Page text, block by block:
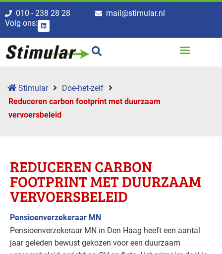
010 - 238 28 28
mail@stimular.nl
Volg ons:
Stimular
Doe-het-zelf
Reduceren carbon footprint met duurzaam
vervoersbeleid
REDUCEREN CARBON
FOOTPRINT MET DUURZAAM
VERVOERSBELEID
Pensioenverzekeraar MN
Pensioenverzekeraar MN in Den Haag heeft een aantal
jaar geleden bewust gekozen voor een duurzaam